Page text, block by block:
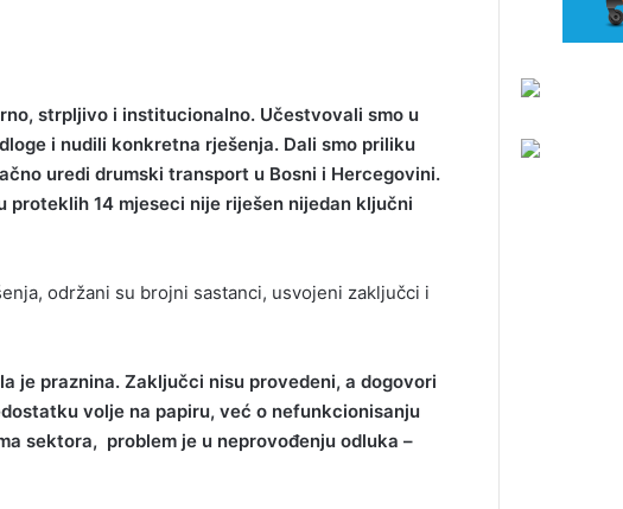
strpljivo i institucionalno. Učestvovali smo u
i nudili konkretna rješenja. Dali smo priliku
uredi drumski transport u Bosni i Hercegovini.
proteklih 14 mjeseci nije riješen nijedan ključni
održani su brojni sastanci, usvojeni zaključci i
je praznina. Zaključci nisu provedeni, a dogovori
volje na papiru, već o nefunkcionisanju
sektora, problem je u neprovođenju odluka –